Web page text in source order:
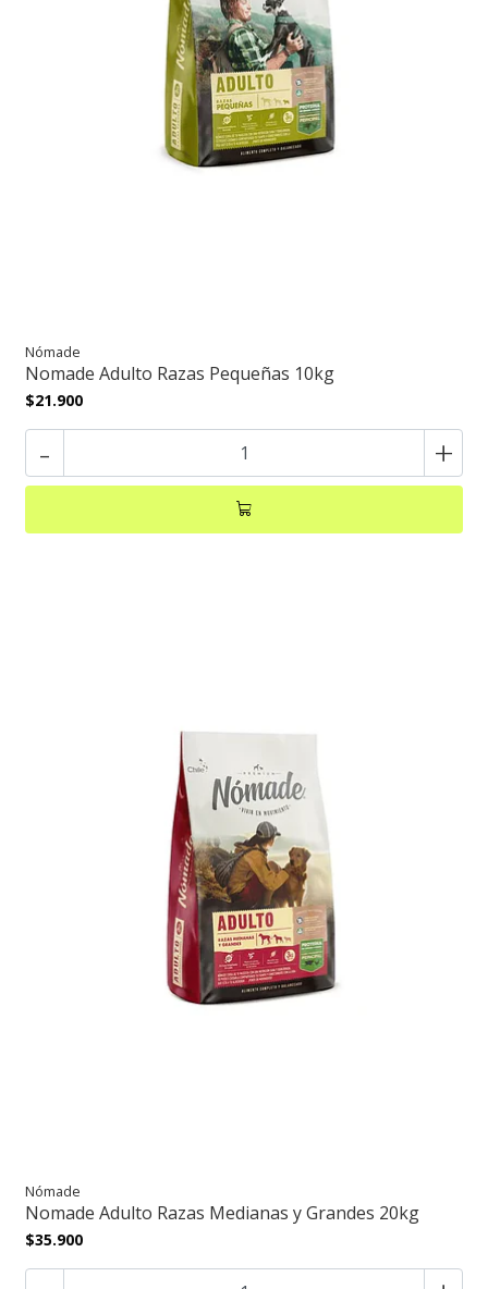
Nómade
Nomade Adulto Razas Pequeñas 10kg
$21.900
- +
Nómade
Nomade Adulto Razas Medianas y Grandes 20kg
$35.900